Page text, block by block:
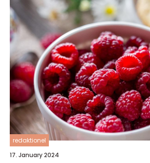
redaktionel
17. January 2024